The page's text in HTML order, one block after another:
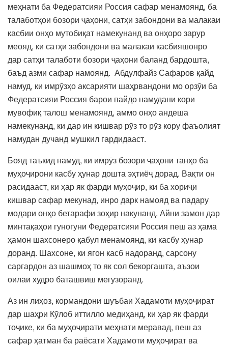
меҳнати ба Федератсияи Россия сафар менамоянд, ба
талаботҳои бозори ҷаҳони, сатҳи забондони ва малакаи
касбии онҳо мутобиқат намекунанд ва онҳоро зарур
меояд, ки сатҳи забондони ва малакаи касбияшонро
дар сатҳи талаботи бозори ҷаҳони баланд бардошта,
баъд азми сафар намоянд. Абдулфайз Сафаров қайд
намуд, ки имрӯзҳо аксарияти шаҳрвандони мо орзӯи ба
Федератсияи Россия барои пайдо намудани кори
мувофиқ талош менамоянд, аммо онҳо андеша
намекунанд, ки дар ин кишвар рӯз то рӯз кору фаъолият
намудан дучанд мушкил гардидааст.
Бояд таъкид намуд, ки имрӯз бозори ҷаҳони танҳо ба
муҳоҷирони касбу ҳунар дошта эҳтиёҷ дорад. Вақти он
расидааст, ки ҳар як фарди муҳоҷир, ки ба хориҷи
кишвар сафар мекунад, инро дарк намояд ва падару
модари онҳо бетарафи зоҳир накунанд. Айни замон дар
минтақаҳои гуногуни Федератсияи Россия пеш аз ҳама
ҳамон шахсонеро қабул менамоянд, ки касбу ҳунар
доранд. Шахсоне, ки ягон касб надоранд, сарсону
саргардон аз шашмоҳ то як сол бекоргашта, аъзои
оилаи худро баташвиш мегузоранд.
Аз ин лиҳоз, кормандони шуъбаи Хадамоти муҳоҷират
дар шаҳри Кӯлоб иттилло медиҳанд, ки ҳар як фарди
тоҷике, ки ба муҳоҷирати меҳнати меравад, пеш аз
сафар ҳатман ба раёсати Хадамоти муҳоҷират ва